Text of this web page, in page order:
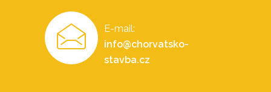
E-mail:
info@chorvatsko-
stavba.cz